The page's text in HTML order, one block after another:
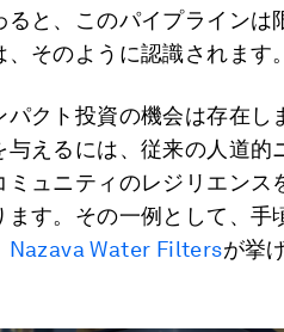
と、このパイプラインは
そのように認識されます。
クト投資の機会は存在し
えるには、従来の人道的
ュニティのレジリエンス
す。その一例として、手
Nazava Water Filtersが挙